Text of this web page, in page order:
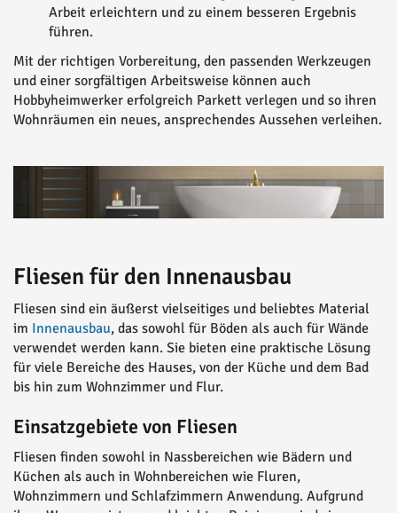
Arbeit erleichtern und zu einem besseren Ergebnis
führen.
Mit der richtigen Vorbereitung, den passenden Werkzeugen
und einer sorgfältigen Arbeitsweise können auch
Hobbyheimwerker erfolgreich Parkett verlegen und so ihren
Wohnräumen ein neues, ansprechendes Aussehen verleihen.
Fliesen für den Innenausbau
Fliesen sind ein äußerst vielseitiges und beliebtes Material
im Innenausbau, das sowohl für Böden als auch für Wände
verwendet werden kann. Sie bieten eine praktische Lösung
für viele Bereiche des Hauses, von der Küche und dem Bad
bis hin zum Wohnzimmer und Flur.
Einsatzgebiete von Fliesen
Fliesen finden sowohl in Nassbereichen wie Bädern und
Küchen als auch in Wohnbereichen wie Fluren,
Wohnzimmern und Schlafzimmern Anwendung. Aufgrund